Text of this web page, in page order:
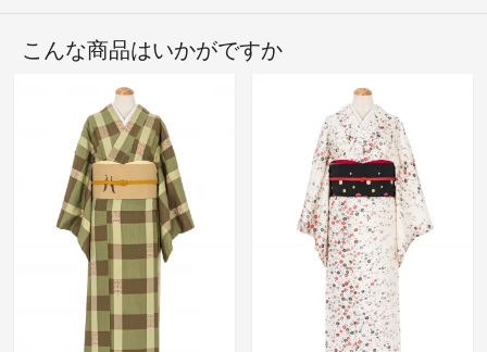
こんな商品はいかがですか